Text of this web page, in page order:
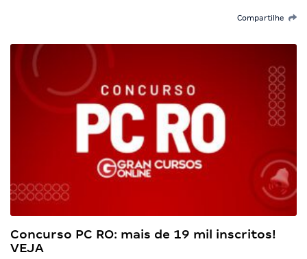
Compartilhe
Concurso PC RO: mais de 19 mil inscritos!
VEJA